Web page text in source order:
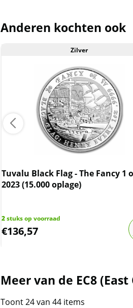
Anderen kochten ook
Zilver
Tuvalu Black Flag - The Fancy 1
2023 (15.000 oplage)
2stuks op voorraad
€136,57
Meer van de EC8
Toont 24 van 44 items